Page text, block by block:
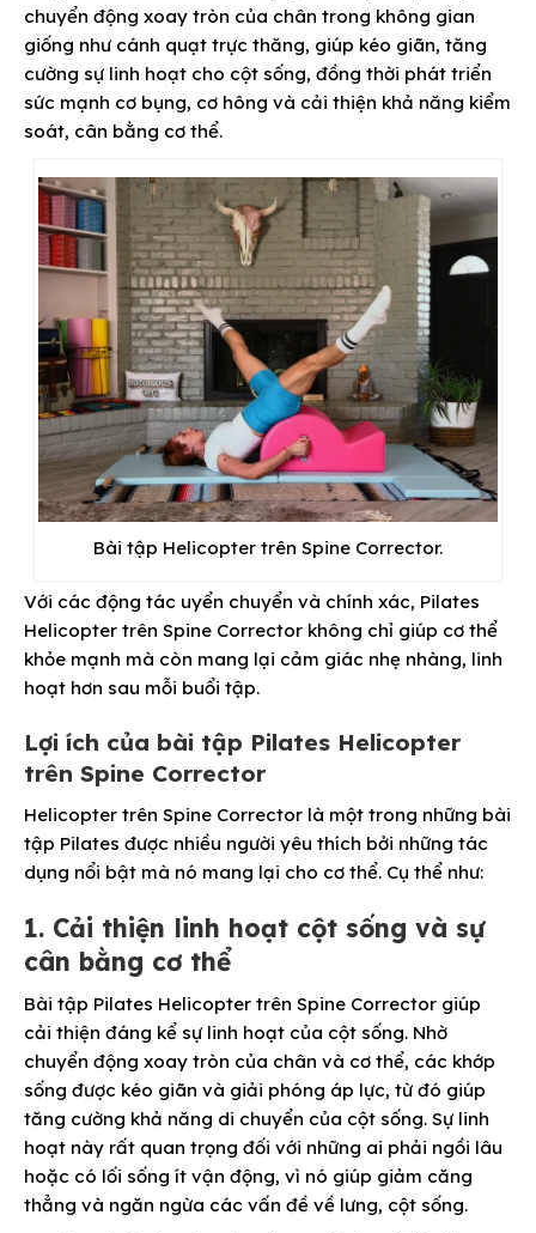
chuyển động xoay tròn của chân trong không gian
giống như cánh quạt trực thăng, giúp kéo giãn, tăng
cường sự linh hoạt cho cột sống, đồng thời phát triển
sức mạnh cơ bụng, cơ hông và cải thiện khả năng kiểm
soát, cân bằng cơ thể.
Bài tập Helicopter trên Spine Corrector.
Với các động tác uyển chuyển và chính xác, Pilates
Helicopter trên Spine Corrector không chỉ giúp cơ thể
khỏe mạnh mà còn mang lại cảm giác nhẹ nhàng, linh
hoạt hơn sau mỗi buổi tập.
Lợi ích của bài tập Pilates Helicopter
trên Spine Corrector
Helicopter trên Spine Corrector là một trong những bài
tập Pilates được nhiều người yêu thích bởi những tác
dụng nổi bật mà nó mang lại cho cơ thể. Cụ thể như:
1. Cải thiện linh hoạt cột sống và sự
cân bằng cơ thể
Bài tập Pilates Helicopter trên Spine Corrector giúp
cải thiện đáng kể sự linh hoạt của cột sống. Nhờ
chuyển động xoay tròn của chân và cơ thể, các khớp
sống được kéo giãn và giải phóng áp lực, từ đó giúp
tăng cường khả năng di chuyển của cột sống. Sự linh
hoạt này rất quan trọng đối với những ai phải ngồi lâu
hoặc có lối sống ít vận động, vì nó giúp giảm căng
thẳng và ngăn ngừa các vấn đề về lưng, cột sống.